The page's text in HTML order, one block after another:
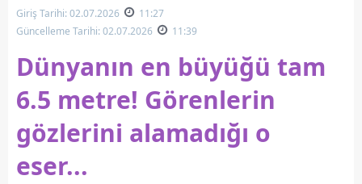
Giriş Tarihi: 02.07.2026
11:27
Güncelleme Tarihi: 02.07.2026
11:39
Dünyanın en büyüğü tam
6.5 metre! Görenlerin
gözlerini alamadığı o
eser...